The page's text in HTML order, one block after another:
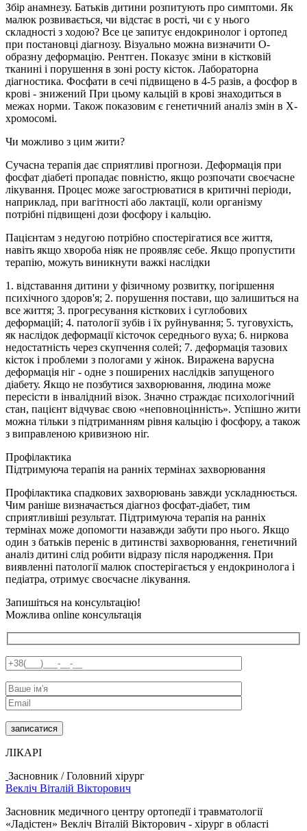
Збір анамнезу. Батьків дитини розпитують про симптоми. Як
малюк розвивається, чи відстає в рості, чи є у нього
складності з ходою? Все це запитує ендокринолог і ортопед
при постановці діагнозу. Візуально можна визначити О-
образну деформацію. Рентген. Показує зміни в кістковій
тканині і порушення в зоні росту кісток. Лабораторна
діагностика. Фосфати в сечі підвищено в 4-5 разів, а фосфор в
крові - знижений При цьому кальцій в крові знаходиться в
межах норми. Також показовим є генетичний аналіз змін в Х-
хромосомі.
Чи можливо з цим жити?
Сучасна терапія дає сприятливі прогнози. Деформація при
фосфат діабеті пропадає повністю, якщо розпочати своєчасне
лікування. Процес може загострюватися в критичні періоди,
наприклад, при вагітності або лактації, коли організму
потрібні підвищені дози фосфору і кальцію.
Пацієнтам з недугою потрібно спостерігатися все життя,
навіть якщо хвороба ніяк не проявляє себе. Якщо пропустити
терапію, можуть виникнути важкі наслідки
1. відставання дитини у фізичному розвитку, погіршення
психічного здоров'я; 2. порушення постави, що залишиться на
все життя; 3. прогресування кісткових і суглобових
деформацій; 4. патології зубів і їх руйнування; 5. туговухість,
як наслідок деформації кісточок середнього вуха; 6. ниркова
недостатність через скупчення солей; 7. деформація тазових
кісток і проблеми з пологами у жінок. Виражена варусна
деформація ніг - одне з поширених наслідків запущеного
діабету. Якщо не позбутися захворювання, людина може
пересісти в інвалідний візок. Значно страждає психологічний
стан, пацієнт відчуває свою «неповноцінність». Успішно жити
можна тільки з підтриманням рівня кальцію і фосфору, а також
з виправленою кривизною ніг.
Профілактика
Підтримуюча терапія на ранніх термінах захворювання
Профілактика спадкових захворювань завжди ускладнюється.
Чим раніше визначається діагноз фосфат-діабет, тим
сприятливіші результат. Підтримуюча терапія на ранніх
термінах може допомогти назавжди забути про нього. Якщо
один з батьків переніс в дитинстві захворювання, генетичний
аналіз дитині слід робити відразу після народження. При
виявленні патології малюк спостерігається у ендокринолога і
педіатра, отримує своєчасне лікування.
Запишіться на консультацію!
Можлива online консультація
ЛІКАРІ
Засновник / Головний хірург
Векліч Віталій Вікторович
Засновник медичного центру ортопедії і травматології
«Ладістен» Векліч Віталій Вікторович - хірург в області